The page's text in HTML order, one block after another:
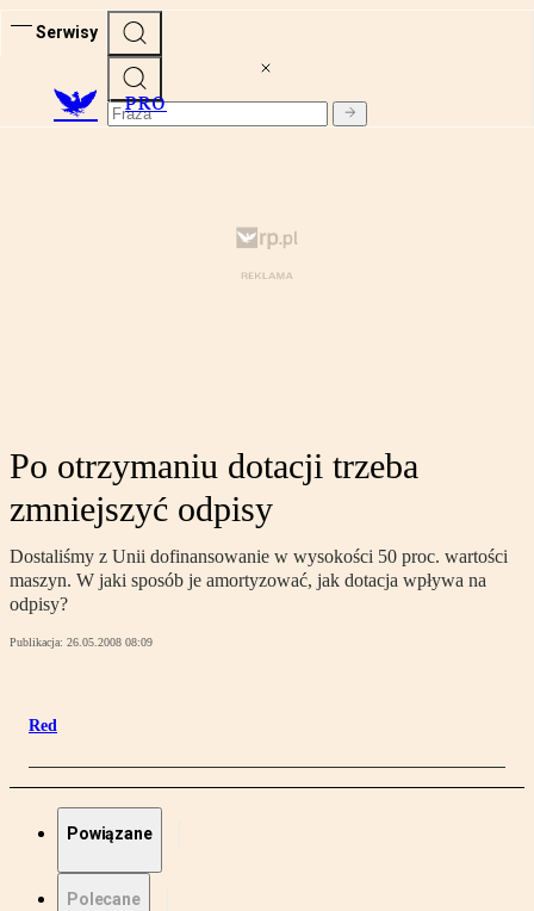
Serwisy
PRO
Po otrzymaniu dotacji trzeba
zmniejszyć odpisy
Dostaliśmy z Unii dofinansowanie w wysokości 50 proc. wartości
maszyn. W jaki sposób je amortyzować, jak dotacja wpływa na
odpisy?
Publikacja: 26.05.2008 08:09
Red
Powiązane
Polecane